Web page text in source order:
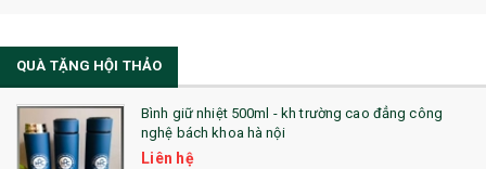
22. ĐỒNG HỒ ĐỂ BÀN
23. QÙA TẶNG ĐỘC ĐÁO
24. QÙA TẶNG PHA LÊ
QUÀ TẶNG HỘI THẢO
Bình giữ nhiệt 500ml - kh trường cao đẳng công
nghệ bách khoa hà nội
Liên hệ